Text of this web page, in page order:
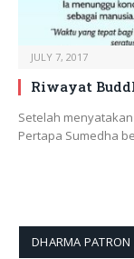
JULY 7, 2017
Riwayat
Setelah
Pertapa Sumedha
DHARMA PATRON